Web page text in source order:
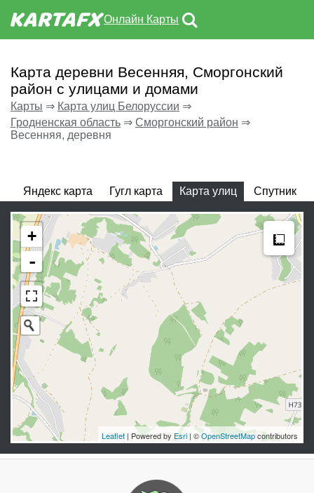
Онлайн Карты
Карта деревни Весенняя, Сморгонский
район с улицами и домами
Карты ⇒ Карта улиц Белоруссии ⇒
Гродненская область ⇒ Сморгонский район ⇒
Весенняя, деревня
Яндекс карта Гугл карта Карта улиц Спутник
+
-
Leaflet | Powered by Esri | ©OpenStreetMapcontributors